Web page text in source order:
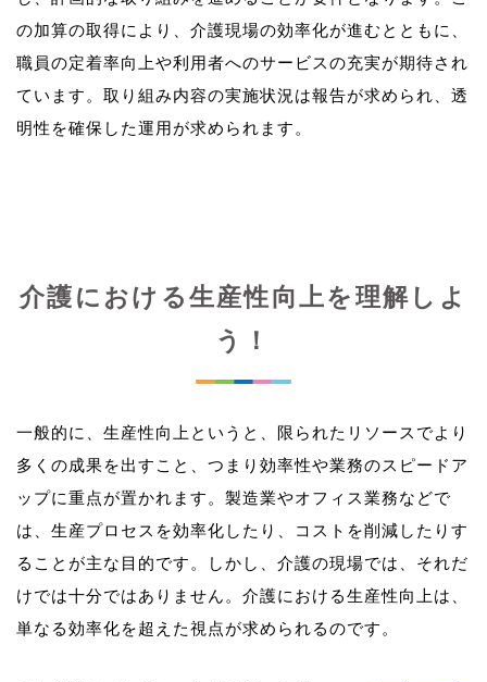
の加算の取得により、介護現場の効率化が進むとともに、
職員の定着率向上や利用者へのサービスの充実が期待され
ています。取り組み内容の実施状況は報告が求められ、透
介護における生産性向上を理解しよ
う！
一般的に、生産性向上というと、限られたリソースでより
多くの成果を出すこと、つまり効率性や業務のスピードア
ップに重点が置かれます。製造業やオフィス業務などで
は、生産プロセスを効率化したり、コストを削減したりす
ることが主な目的です。しかし、介護の現場では、それだ
けでは十分ではありません。介護における生産性向上は、
単なる効率化を超えた視点が求められるのです。